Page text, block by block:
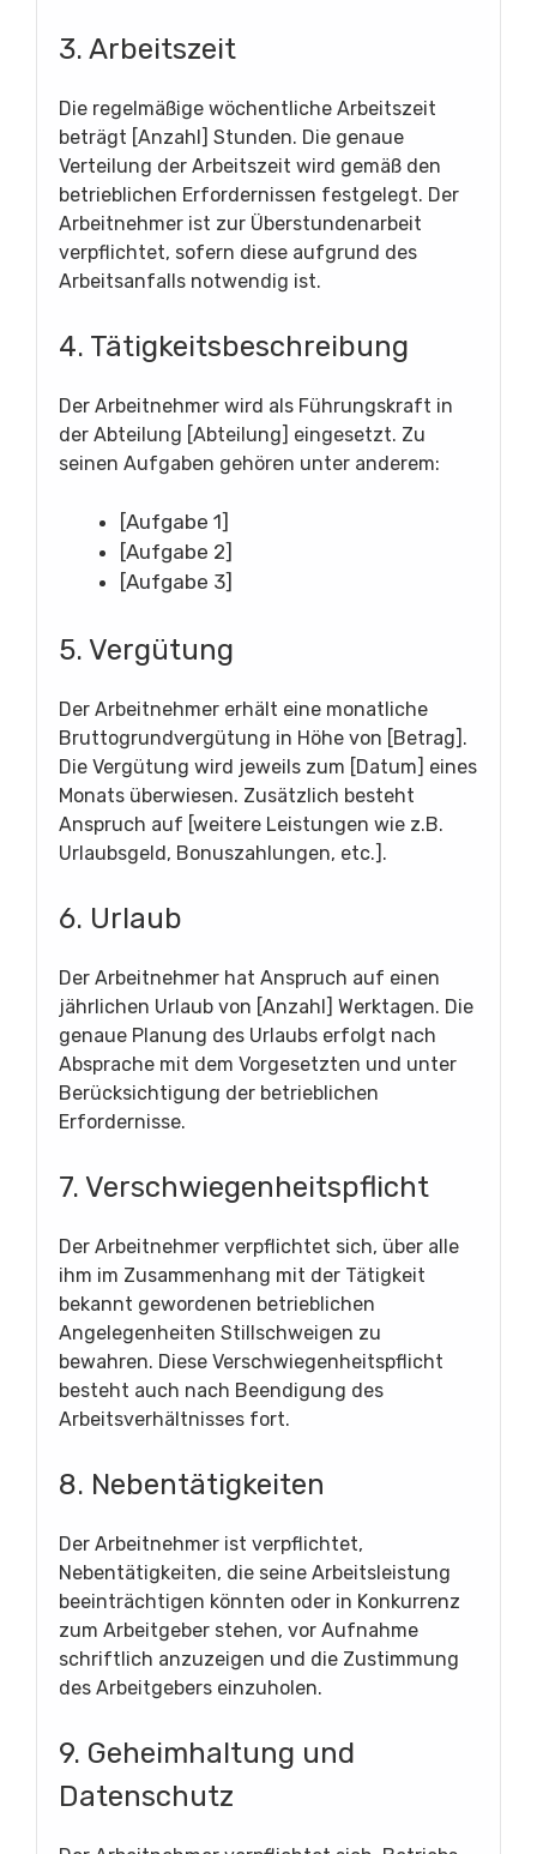
3. Arbeitszeit
Die regelmäßige wöchentliche Arbeitszeit
beträgt [Anzahl] Stunden. Die genaue
Verteilung der Arbeitszeit wird gemäß den
betrieblichen Erfordernissen festgelegt. Der
Arbeitnehmer ist zur Überstundenarbeit
verpflichtet, sofern diese aufgrund des
Arbeitsanfalls notwendig ist.
4. Tätigkeitsbeschreibung
Der Arbeitnehmer wird als Führungskraft in
der Abteilung [Abteilung] eingesetzt. Zu
seinen Aufgaben gehören unter anderem:
[Aufgabe 1]
[Aufgabe 2]
[Aufgabe 3]
5. Vergütung
Der Arbeitnehmer erhält eine monatliche
Bruttogrundvergütung in Höhe von [Betrag].
Die Vergütung wird jeweils zum [Datum] eines
Monats überwiesen. Zusätzlich besteht
Anspruch auf [weitere Leistungen wie z.B.
Urlaubsgeld, Bonuszahlungen, etc.].
6. Urlaub
Der Arbeitnehmer hat Anspruch auf einen
jährlichen Urlaub von [Anzahl] Werktagen. Die
genaue Planung des Urlaubs erfolgt nach
Absprache mit dem Vorgesetzten und unter
Berücksichtigung der betrieblichen
Erfordernisse.
7. Verschwiegenheitspflicht
Der Arbeitnehmer verpflichtet sich, über alle
ihm im Zusammenhang mit der Tätigkeit
bekannt gewordenen betrieblichen
Angelegenheiten Stillschweigen zu
bewahren. Diese Verschwiegenheitspflicht
besteht auch nach Beendigung des
Arbeitsverhältnisses fort.
8. Nebentätigkeiten
Der Arbeitnehmer ist verpflichtet,
Nebentätigkeiten, die seine Arbeitsleistung
beeinträchtigen könnten oder in Konkurrenz
zum Arbeitgeber stehen, vor Aufnahme
schriftlich anzuzeigen und die Zustimmung
des Arbeitgebers einzuholen.
9. Geheimhaltung und
Datenschutz